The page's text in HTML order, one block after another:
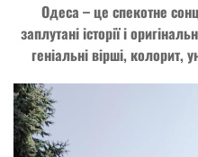
Одеса – це спекотне
заплутані історії і
геніальні вірші,